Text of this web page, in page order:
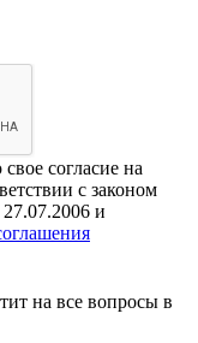
согласие на
с законом
и
на все вопросы в